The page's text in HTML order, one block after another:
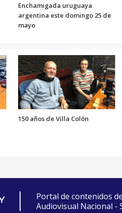
Enchamigada uruguaya
argentina este domingo 25 de
mayo
150 años de Villa Colón
Portal de contenidos
Audiovisual Nacional -